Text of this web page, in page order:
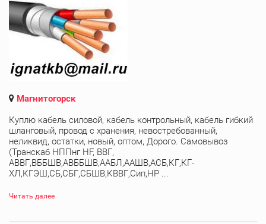
Магнитогорск
Куплю кабель силовой, кабель контрольный, кабель гибкий
шланговый, провод с хранения, невостребованный,
неликвид, остатки, новый, оптом, Дорого. Самовывоз
(Транскаб НППнг HF, ВВГ,
АВВГ,ВББШВ,АВББШВ,ААБЛ,ААШВ,АСБ,КГ,КГ-
ХЛ,КГЭШ,СБ,СБГ,СБШВ,КВВГ,Сип,НР ...
Читать далее